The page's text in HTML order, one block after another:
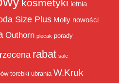
kosmetyki letnia
Size Plus Molly nowości
Outhorn plecak porady
rabat sale
torebki ubrania W.Kruk